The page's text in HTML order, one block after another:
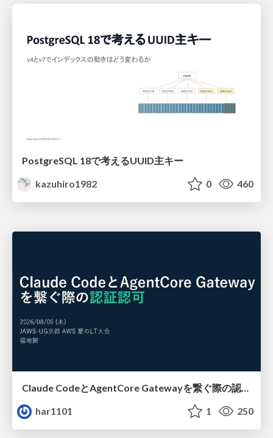
PostgreSQL 18で考えるUUID主キー
kazuhiro1982
0 460
Claude CodeとAgentCore Gatewayを繋ぐ際の認証認可 / Authentication and authorization when connecting Claude Code with AgentCore Gateway
har1101
1 250